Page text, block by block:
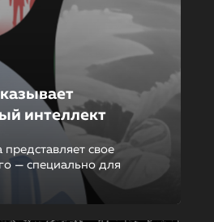
интеллект
свое
— специально для